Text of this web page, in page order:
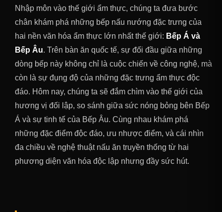
Nhập môn vào thế giới ẩm thực, chúng ta đưa bước
chân khám phá những bếp nấu nướng đặc trưng của
hai nền văn hóa ẩm thực lớn nhất thế giới: Bếp Á và
Bếp Âu. Trên bàn ăn quốc tế, sự đối đầu giữa những
dòng bếp này không chỉ là cuộc chiến về công nghệ, mà
còn là sự đụng độ của những đặc trưng ẩm thực độc
đáo. Hôm nay, chúng ta sẽ đắm chìm vào thế giới của
hương vị đối lập, so sánh giữa sức nóng bỏng bên Bếp
Á và sự tinh tế của Bếp Âu. Cùng nhau khám phá
những đặc điểm độc đáo, ưu nhược điểm, và cái nhìn
đa chiều về nghệ thuật nấu ăn truyền thống từ hai
phương diện văn hóa độc lập nhưng đầy sức hút.